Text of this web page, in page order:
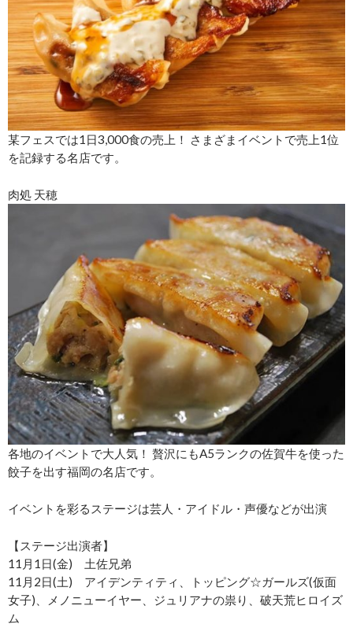
某フェスでは1日3,000食の売上！ さまざまイベントで売上1位
を記録する名店です。
肉処 天穂
各地のイベントで大人気！ 贅沢にもA5ランクの佐賀牛を使った
餃子を出す福岡の名店です。
イベントを彩るステージは芸人・アイドル・声優などが出演
【ステージ出演者】
11月1日(金) 土佐兄弟
11月2日(土) アイデンティティ、トッピング☆ガールズ(仮面
女子)、メノニューイヤー、ジュリアナの祟り、破天荒ヒロイズ
ム